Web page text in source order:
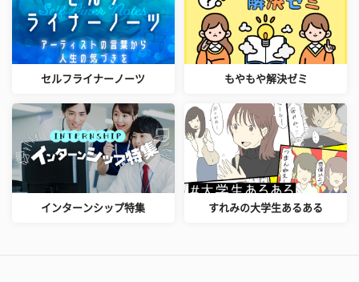
セルフライナーノーツ もやもや解決ゼミ
インターンシップ特集 すれみの大学生あるある